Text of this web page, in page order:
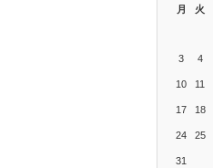
月 火
3 4
10 11
17 18
24 25
31